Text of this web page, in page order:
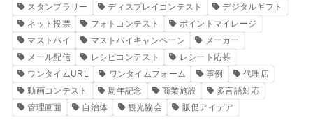
スタンプラリー
ディスプレイコンテスト
デジタルギフト
ネット投票
フォトコンテスト
ポイントマイレージ
マストバイ
マストバイキャンペーン
メーカー
メール配信
レシピコンテスト
レシート応募
ワンタイムURL
ワンタイムフォーム 事例
代理店
動画コンテスト
周年記念 商業施設
多言語対応
管理画面
自治体 観光協会 販促アイデア